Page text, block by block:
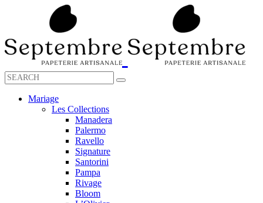
Mariage
Les Collections
Manadera
Palermo
Ravello
Signature
Santorini
Pampa
Rivage
Bloom